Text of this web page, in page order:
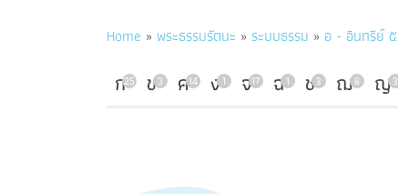
Breadcrumb
Home พระธรรมรัตนะ ระบบธรรม อ - อินทรีย์ ๕
ก25 ข3 ค14 ง1 จ17 ฉ1 ช3 ฌ8 ญ3